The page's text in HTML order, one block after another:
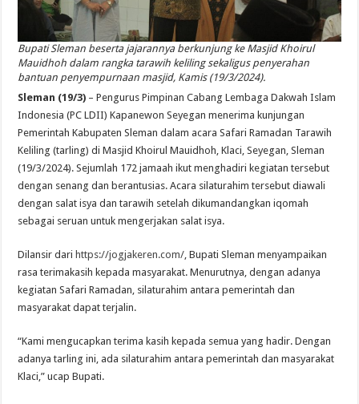
Bupati Sleman beserta jajarannya berkunjung ke Masjid Khoirul
Mauidhoh dalam rangka tarawih keliling sekaligus penyerahan
bantuan penyempurnaan masjid, Kamis (19/3/2024).
Sleman (19/3) – Pengurus Pimpinan Cabang Lembaga Dakwah Islam
Indonesia (PC LDII) Kapanewon Seyegan menerima kunjungan
Pemerintah Kabupaten Sleman dalam acara Safari Ramadan Tarawih
Keliling (tarling) di Masjid Khoirul Mauidhoh, Klaci, Seyegan, Sleman
(19/3/2024). Sejumlah 172 jamaah ikut menghadiri kegiatan tersebut
dengan senang dan berantusias. Acara silaturahim tersebut diawali
dengan salat isya dan tarawih setelah dikumandangkan iqomah
sebagai seruan untuk mengerjakan salat isya.
Dilansir dari https://jogjakeren.com/ , Bupati Sleman menyampaikan
rasa terimakasih kepada masyarakat. Menurutnya, dengan adanya
kegiatan Safari Ramadan, silaturahim antara pemerintah dan
masyarakat dapat terjalin.
“Kami mengucapkan terima kasih kepada semua yang hadir. Dengan
adanya tarling ini, ada silaturahim antara pemerintah dan masyarakat
Klaci,” ucap Bupati.